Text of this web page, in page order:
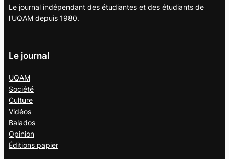
Le journal indépendant des étudiantes et des étudiants de
l'UQAM depuis 1980.
Le journal
UQAM
Société
Culture
Vidéos
Balados
Opinion
Éditions papier